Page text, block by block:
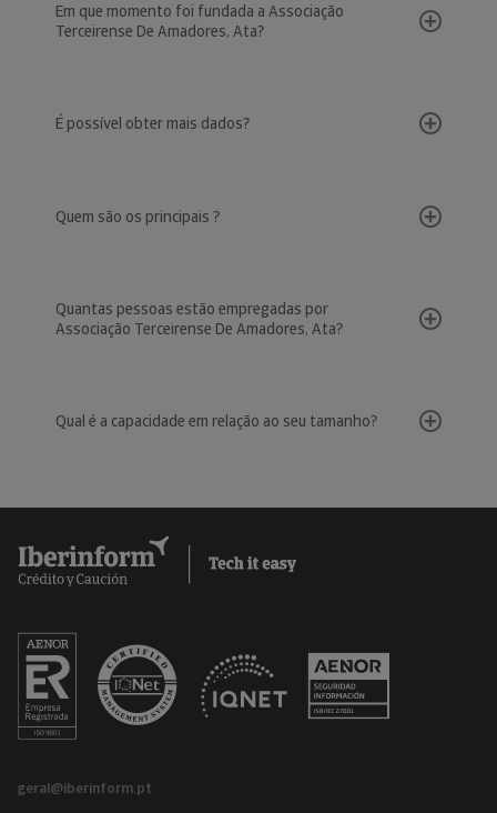
Em que momento foi fundada a Associação
Terceirense De Amadores, Ata?
É possível obter mais dados?
Quem são os principais ?
Quantas pessoas estão empregadas por
Associação Terceirense De Amadores, Ata?
Qual é a capacidade em relação ao seu tamanho?
geral@iberinform.pt